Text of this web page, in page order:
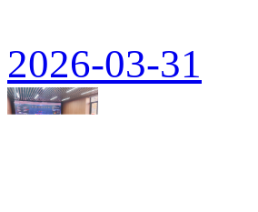
2026-03-31